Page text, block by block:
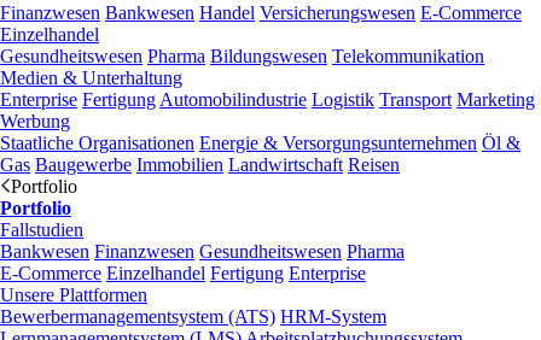
Finanzwesen Bankwesen Handel Versicherungswesen E-Commerce
Einzelhandel
Gesundheitswesen Pharma Bildungswesen Telekommunikation
Medien & Unterhaltung
Enterprise Fertigung Automobilindustrie Logistik Transport Marketing
Werbung
Staatliche Organisationen Energie & Versorgungsunternehmen Öl &
Gas Baugewerbe Immobilien Landwirtschaft Reisen
Portfolio
Portfolio
Fallstudien
Bankwesen Finanzwesen Gesundheitswesen Pharma
E-Commerce Einzelhandel Fertigung Enterprise
Unsere Plattformen
Bewerbermanagementsystem (ATS) HRM-System